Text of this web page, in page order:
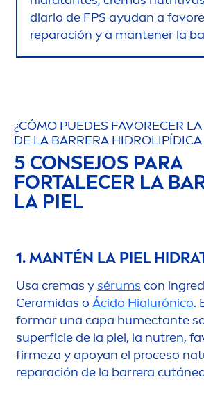
diario de FPS ayudan a
reparación y a mantener la
¿CÓMO PUEDES FAVORECER
DE LA BARRERA HIDROLIP
5 CONSEJOS PARA
FORTALECER LA
LA PIEL
1. MANTÉN LA PIEL
Usa cremas ysérums con
Ceramidas o Ácido Hialurónico.
formar una capa humectante
superficie de la piel, la nutren,
firmeza y apoyan el proceso
reparación de la barrera